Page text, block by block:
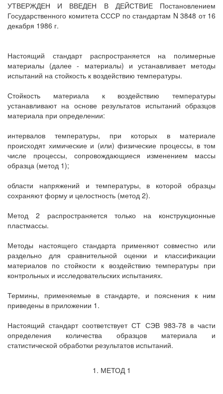
УТВЕРЖДЕН И ВВЕДЕН В ДЕЙСТВИЕ Постановлением
Государственного комитета СССР по стандартам N 3848 от 16
декабря 1986 г.
Настоящий стандарт распространяется на полимерные
материалы (далее - материалы) и устанавливает методы
испытаний на стойкость к воздействию температуры.
Стойкость материала к воздействию температуры
устанавливают на основе результатов испытаний образцов
материала при определении:
интервалов температуры, при которых в материале
происходят химические и (или) физические процессы, в том
числе процессы, сопровождающиеся изменением массы
образца (метод 1);
области напряжений и температуры, в которой образцы
сохраняют форму и целостность (метод 2).
Метод 2 распространяется только на конструкционные
пластмассы.
Методы настоящего стандарта применяют совместно или
раздельно для сравнительной оценки и классификации
материалов по стойкости к воздействию температуры при
контрольных и исследовательских испытаниях.
Термины, применяемые в стандарте, и пояснения к ним
приведены в приложении 1.
Настоящий стандарт соответствует СТ СЭВ 983-78 в части
определения количества образцов материала и
статистической обработки результатов испытаний.
1. МЕТОД 1